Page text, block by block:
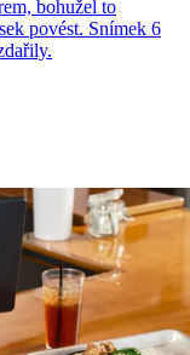
bohužel to
povést. Snímek 6